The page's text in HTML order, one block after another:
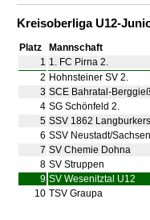
Kreisoberliga U12-
Platz
Mannschaft
1 1. FC Pirna 2.
2 Hohnsteiner SV 2.
3 SCE Bahratal-
4 SG Schönfeld 2.
5 SSV 1862
6 SSV Neustadt/​Sachsen
7 SV Chemie Dohna
8 SV Struppen
9 SV Wesenitztal U12
10 TSV Graupa